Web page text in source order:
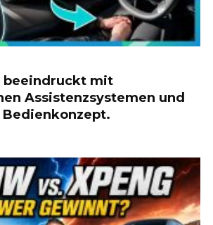
beeindruckt mit
Assistenzsystemen und